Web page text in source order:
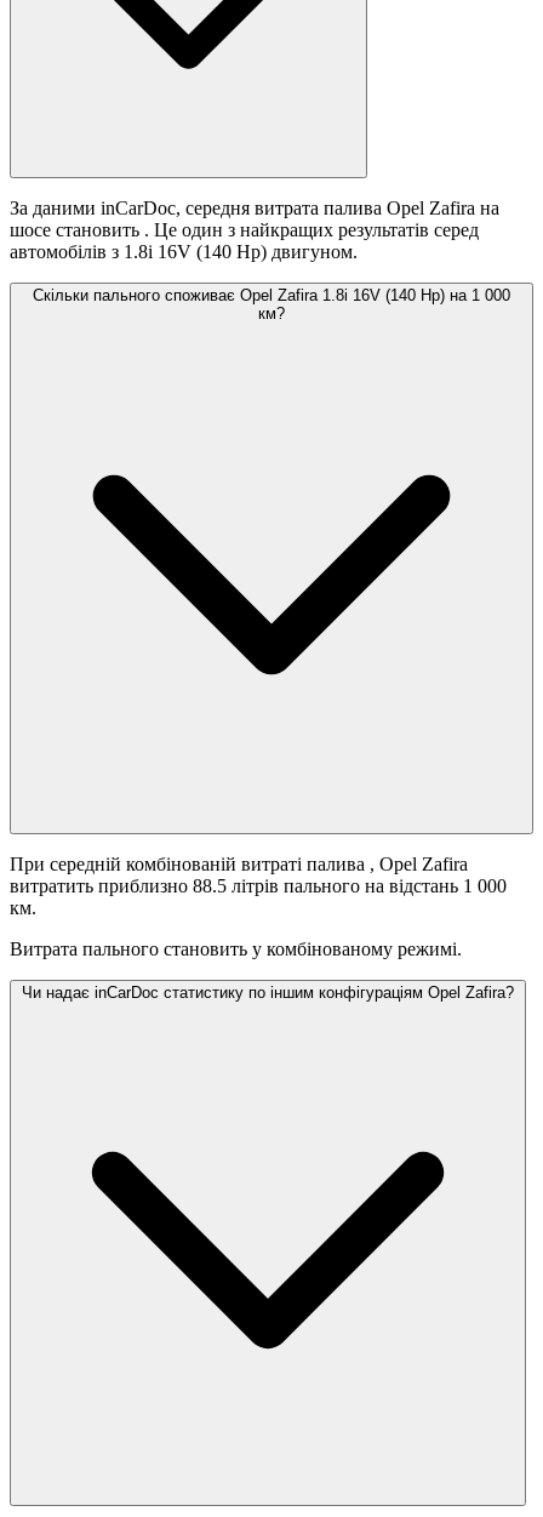
За даними inCarDoc, середня витрата палива Opel Zafira на
шосе становить . Це один з найкращих результатів серед
автомобілів з 1.8i 16V (140 Hp) двигуном.
Скільки пального споживає Opel Zafira 1.8i 16V (140 Hp) на 1 000
км?
При середній комбінованій витраті палива , Opel Zafira
витратить приблизно 88.5 літрів пального на відстань 1 000
км.
Витрата пального становить у комбінованому режимі.
Чи надає inCarDoc статистику по іншим конфігураціям Opel Zafira?